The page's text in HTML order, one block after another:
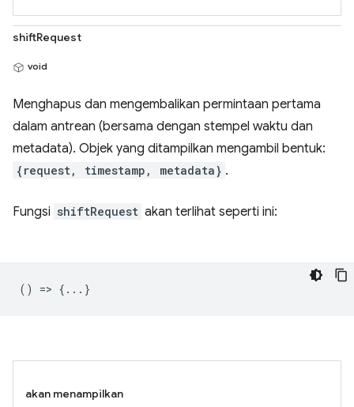
shiftRequest
void
Menghapus dan mengembalikan permintaan pertama
dalam antrean (bersama dengan stempel waktu dan
metadata). Objek yang ditampilkan mengambil bentuk:
{request, timestamp, metadata} .
Fungsi shiftRequest akan terlihat seperti ini:
() => {...}
akan menampilkan